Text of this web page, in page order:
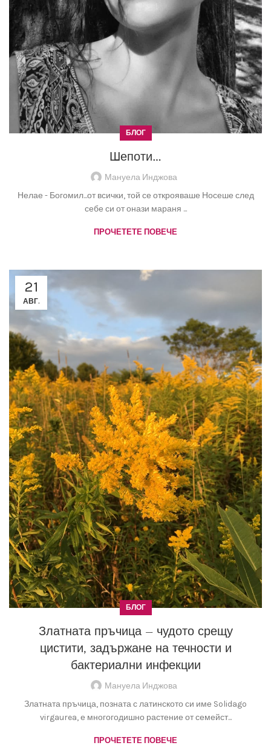
БЛОГ
Шепоти…
Мануела Инджова
Нелае - Богомил...от всички, той се открояваше Носеше след
себе си от онази мараня ...
ПРОЧЕТЕТЕ ПОВЕЧЕ
21
АВГ.
БЛОГ
Златната пръчица – чудото срещу
цистити, задържане на течности и
бактериални инфекции
Мануела Инджова
Златната пръчица, позната с латинското си име Solidago
virgaurea, е многогодишно растение от семейст...
ПРОЧЕТЕТЕ ПОВЕЧЕ